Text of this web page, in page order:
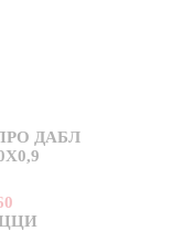
ДАБЛ